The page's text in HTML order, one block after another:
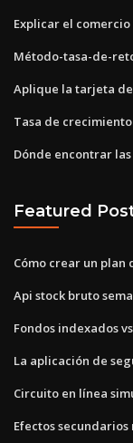
Explicar el
Método-tasa-de-
Aplique la tarjeta
Tasa de
Dónde encontrar
Featured
Cómo crear un plan
Api stock bruto
Fondos indexados
La aplicación de
Circuito en línea
Efectos